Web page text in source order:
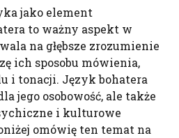
jako element
to ważny aspekt w
na głębsze zrozumienie
ich sposobu mówienia,
i tonacji. Język bohatera
jego osobowość, ale także
i kulturowe
omówię ten temat na